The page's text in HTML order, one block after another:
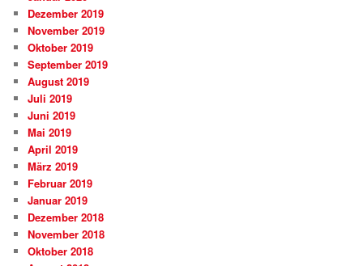
Dezember 2019
November 2019
Oktober 2019
September 2019
August 2019
Juli 2019
Juni 2019
Mai 2019
April 2019
März 2019
Februar 2019
Januar 2019
Dezember 2018
November 2018
Oktober 2018